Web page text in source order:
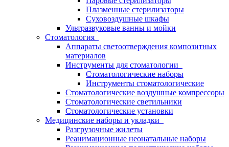
Плазменные стерилизаторы
Суховоздушные шкафы
Ультразвуковые ванны и мойки
Стоматология
Аппараты светоотверждения композитных
материалов
Инструменты для стоматологии
Стоматологические наборы
Инструменты стоматологические
Стоматологические воздушные компрессоры
Стоматологические светильники
Стоматологические установки
Медицинские наборы и укладки
Разгрузочные жилеты
Реанимационные неонатальные наборы